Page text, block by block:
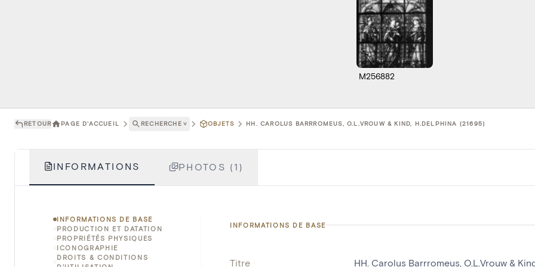
M256882
RETOUR PAGE D'ACCUEIL RECHERCHE ˅ OBJETS HH. CAROLUS BARRROMEUS, O.L.VROUW & KIND, H.DELPHINA (21695)
INFORMATIONS PHOTOS (1)
INFORMATIONS DE BASE
PRODUCTION ET DATATION
PROPRIÉTÉS PHYSIQUES
ICONOGRAPHIE
DROITS & CONDITIONS
INFORMATIONS DE BASE
Titre HH. Carolus Barrromeus, O.L.Vrouw &